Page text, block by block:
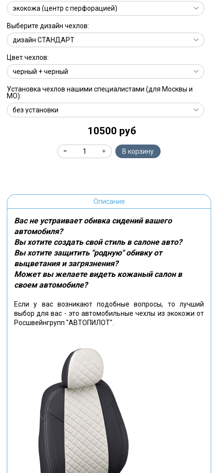
Выберите дизайн чехлов:
Цвет чехлов:
Установка чехлов нашими специалистами (для Москвы и
МО):
10500 руб
В корзину
Описание
Вас не устраивает обивка сидений вашего
автомобиля?
Вы хотите создать свой стиль в салоне авто?
Вы хотите защитить "родную" обивку от
выцветания и загрязнения?
Может вы желаете видеть кожаный салон в
своем автомобиле?
Если у вас возникают подобные вопросы, то лучший
выбор для вас - это автомобильные чехлы из экокожи от
Росшвейнгрупп "АВТОПИЛОТ".